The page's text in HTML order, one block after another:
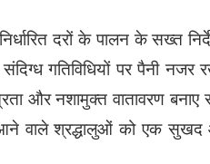
दरों के पालन के सख्त
गतिविधियों पर पैनी नजर
और नशामुक्त वातावरण
वाले श्रद्धालुओं को एक सुखद